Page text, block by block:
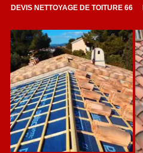
DEVIS NETTOYAGE DE TOITURE 66